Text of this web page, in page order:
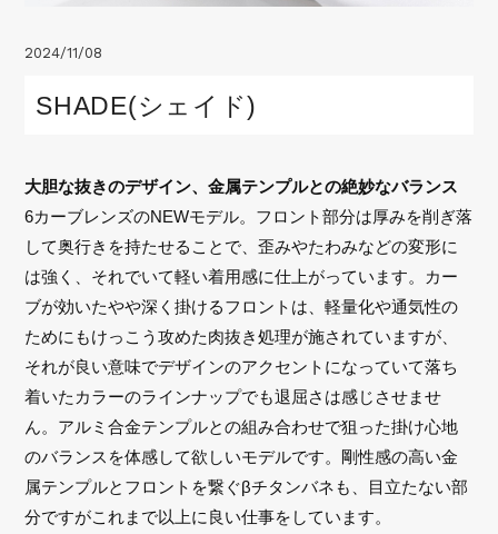
2024/11/08
SHADE(シェイド)
大胆な抜きのデザイン、金属テンプルとの絶妙なバランス
6カーブレンズのNEWモデル。フロント部分は厚みを削ぎ落
して奥行きを持たせることで、歪みやたわみなどの変形に
は強く、それでいて軽い着用感に仕上がっています。カー
ブが効いたやや深く掛けるフロントは、軽量化や通気性の
ためにもけっこう攻めた肉抜き処理が施されていますが、
それが良い意味でデザインのアクセントになっていて落ち
着いたカラーのラインナップでも退屈さは感じさせませ
ん。アルミ合金テンプルとの組み合わせで狙った掛け心地
のバランスを体感して欲しいモデルです。剛性感の高い金
属テンプルとフロントを繋ぐβチタンバネも、目立たない部
分ですがこれまで以上に良い仕事をしています。